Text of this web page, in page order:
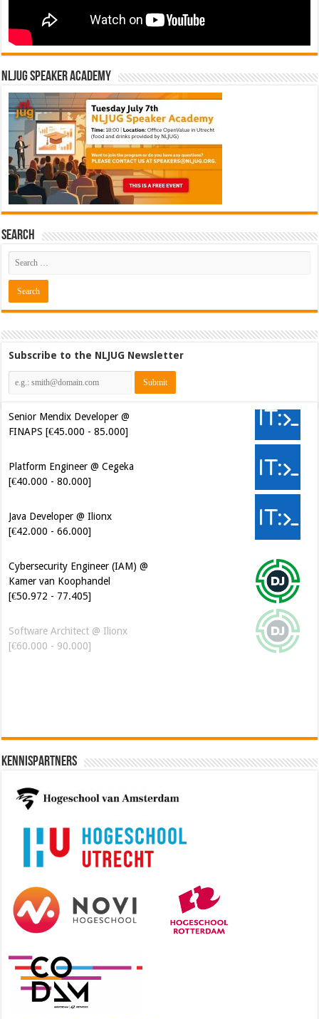
NLJUG Speaker Academy
Search
Subscribe to the NLJUG Newsletter
Senior Mendix Developer @
FINAPS [€45.000 - 85.000]
Platform Engineer @ Cegeka
[€40.000 - 80.000]
Java Developer @ Ilionx
[€42.000 - 66.000]
Cybersecurity Engineer (IAM) @
Kamer van Koophandel
[€50.972 - 77.405]
Software Architect @ Ilionx
[€60.000 - 90.000]
Kennispartners